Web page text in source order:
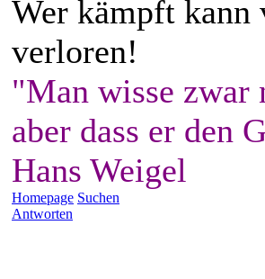
Wer kämpft kann
verloren!
"Man wisse zwar
aber dass er den
Hans Weigel
Homepage Suchen
Antworten